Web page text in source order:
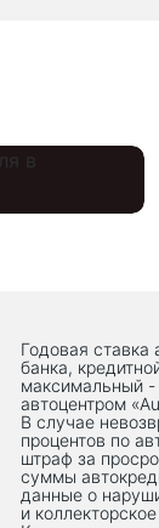
Годовая ставка
банка,
максимальный
автоцентром
В случае
процентов по
штраф за
суммы
данные о
и